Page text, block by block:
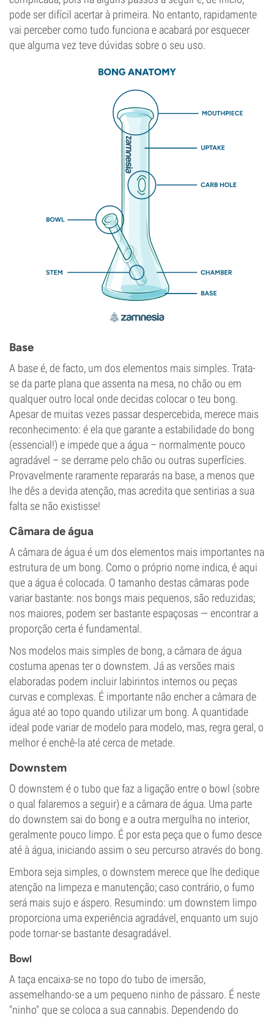
pode ser difícil acertar à primeira. No entanto, rapidamente
vai perceber como tudo funciona e acabará por esquecer
que alguma vez teve dúvidas sobre o seu uso.
Base
A base é, de facto, um dos elementos mais simples. Trata-
se da parte plana que assenta na mesa, no chão ou em
qualquer outro local onde decidas colocar o teu bong.
Apesar de muitas vezes passar despercebida, merece mais
reconhecimento: é ela que garante a estabilidade do bong
(essencial!) e impede que a água – normalmente pouco
agradável – se derrame pelo chão ou outras superfícies.
Provavelmente raramente repararás na base, a menos que
lhe dês a devida atenção, mas acredita que sentirias a sua
falta se não existisse!
Câmara de água
A câmara de água é um dos elementos mais importantes na
estrutura de um bong. Como o próprio nome indica, é aqui
que a água é colocada. O tamanho destas câmaras pode
variar bastante: nos bongs mais pequenos, são reduzidas;
nos maiores, podem ser bastante espaçosas — encontrar a
proporção certa é fundamental.
Nos modelos mais simples de bong, a câmara de água
costuma apenas ter o downstem. Já as versões mais
elaboradas podem incluir labirintos internos ou peças
curvas e complexas. É importante não encher a câmara de
água até ao topo quando utilizar um bong. A quantidade
ideal pode variar de modelo para modelo, mas, regra geral, o
melhor é enchê-la até cerca de metade.
Downstem
O downstem é o tubo que faz a ligação entre o bowl (sobre
o qual falaremos a seguir) e a câmara de água. Uma parte
do downstem sai do bong e a outra mergulha no interior,
geralmente pouco limpo. É por esta peça que o fumo desce
até à água, iniciando assim o seu percurso através do bong.
Embora seja simples, o downstem merece que lhe dedique
atenção na limpeza e manutenção; caso contrário, o fumo
será mais sujo e áspero. Resumindo: um downstem limpo
proporciona uma experiência agradável, enquanto um sujo
pode tornar-se bastante desagradável.
Bowl
A taça encaixa-se no topo do tubo de imersão,
assemelhando-se a um pequeno ninho de pássaro. É neste
"ninho" que se coloca a sua cannabis. Dependendo do